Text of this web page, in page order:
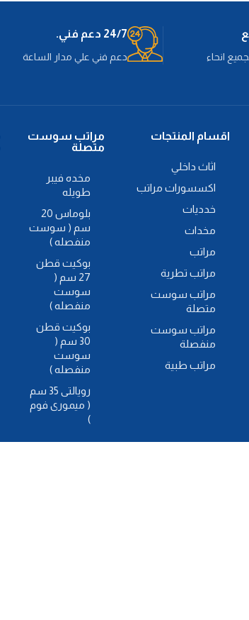
انحاء
24/7 دعم فني.
دعم فني علي مدار الساعة
اقسام المنتجات
اثاث داخلي
اكسسورات مراتب
خدديات
مخدات
مراتب
مراتب تطرية
مراتب سوست
متصلة
مراتب سوست
منفصلة
مراتب طبية
مراتب سوست
متصلة
مخده فيبر
طويله
بلوماس 20
سم ( سوست
منفصله )
بوكيت قطن
27 سم (
سوست
منفصله )
بوكيت قطن
30 سم (
سوست
منفصله )
رويالتى 35 سم
( ميمورى فوم
)